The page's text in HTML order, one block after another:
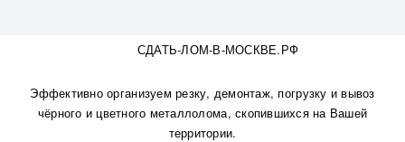
СДАТЬ-ЛОМ-В-МОСКВЕ.РФ
Эффективно организуем резку, демонтаж, погрузку и вывоз
чёрного и цветного металлолома, скопившихся на Вашей
территории.